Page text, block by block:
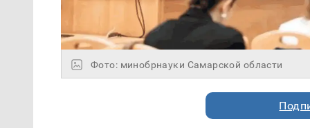
Фото: минобрнауки Самарской области